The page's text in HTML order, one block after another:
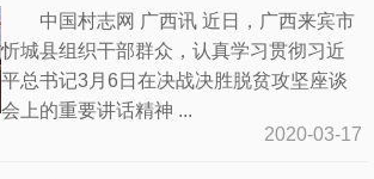
中国村志网 广西讯 近日，广西来宾市
忻城县组织干部群众，认真学习贯彻习近
平总书记3月6日在决战决胜脱贫攻坚座谈
会上的重要讲话精神 ...
2020-03-17